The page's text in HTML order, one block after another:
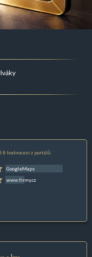
8 hodnocení z portálů:
GoogleMaps
www.firmy.cz